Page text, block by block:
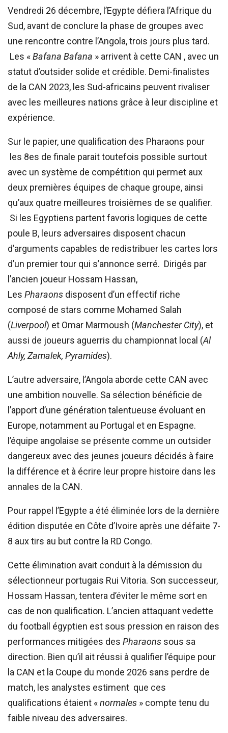
Vendredi 26 décembre, l’Egypte défiera l’Afrique du
Sud, avant de conclure la phase de groupes avec
une rencontre contre l’Angola, trois jours plus tard.
Les «Bafana Bafana » arrivent à cette CAN , avec un
statut d’outsider solide et crédible. Demi-finalistes
de la CAN 2023, les Sud-africains peuvent rivaliser
avec les meilleures nations grâce à leur discipline et
expérience.
Sur le papier, une qualification des Pharaons pour
les 8es de finale parait toutefois possible surtout
avec un système de compétition qui permet aux
deux premières équipes de chaque groupe, ainsi
qu’aux quatre meilleures troisièmes de se qualifier.
Si les Egyptiens partent favoris logiques de cette
poule B, leurs adversaires disposent chacun
d’arguments capables de redistribuer les cartes lors
d’un premier tour qui s’annonce serré. Dirigés par
l’ancien joueur Hossam Hassan,
Les Pharaons disposent d’un effectif riche
composé de stars comme Mohamed Salah
(Liverpool) et Omar Marmoush (Manchester City), et
aussi de joueurs aguerris du championnat local (Al
Ahly, Zamalek, Pyramides).
L’autre adversaire, l’Angola aborde cette CAN avec
une ambition nouvelle. Sa sélection bénéficie de
l’apport d’une génération talentueuse évoluant en
Europe, notamment au Portugal et en Espagne.
l’équipe angolaise se présente comme un outsider
dangereux avec des jeunes joueurs décidés à faire
la différence et à écrire leur propre histoire dans les
annales de la CAN.
Pour rappel l’Egypte a été éliminée lors de la dernière
édition disputée en Côte d’Ivoire après une défaite 7-
8 aux tirs au but contre la RD Congo.
Cette élimination avait conduit à la démission du
sélectionneur portugais Rui Vitoria. Son successeur,
Hossam Hassan, tentera d’éviter le même sort en
cas de non qualification. L’ancien attaquant vedette
du football égyptien est sous pression en raison des
performances mitigées des Pharaons sous sa
direction. Bien qu’il ait réussi à qualifier l’équipe pour
la CAN et la Coupe du monde 2026 sans perdre de
match, les analystes estiment que ces
qualifications étaient «normales » compte tenu du
faible niveau des adversaires.